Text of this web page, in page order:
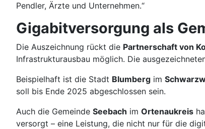
Pendler, Ärzte und Unternehmen.“
Gigabitversorgung als
Die Auszeichnung rückt die Partnerschaft von
Infrastrukturausbau möglich. Die
Beispielhaft ist die Stadt Blumberg im
soll bis Ende 2025 abgeschlossen sein.
Auch die Gemeinde Seebach im Ortenaukreis
versorgt – eine Leistung, die nicht nur für die